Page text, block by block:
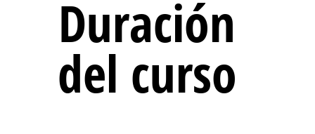
Duración
del curso